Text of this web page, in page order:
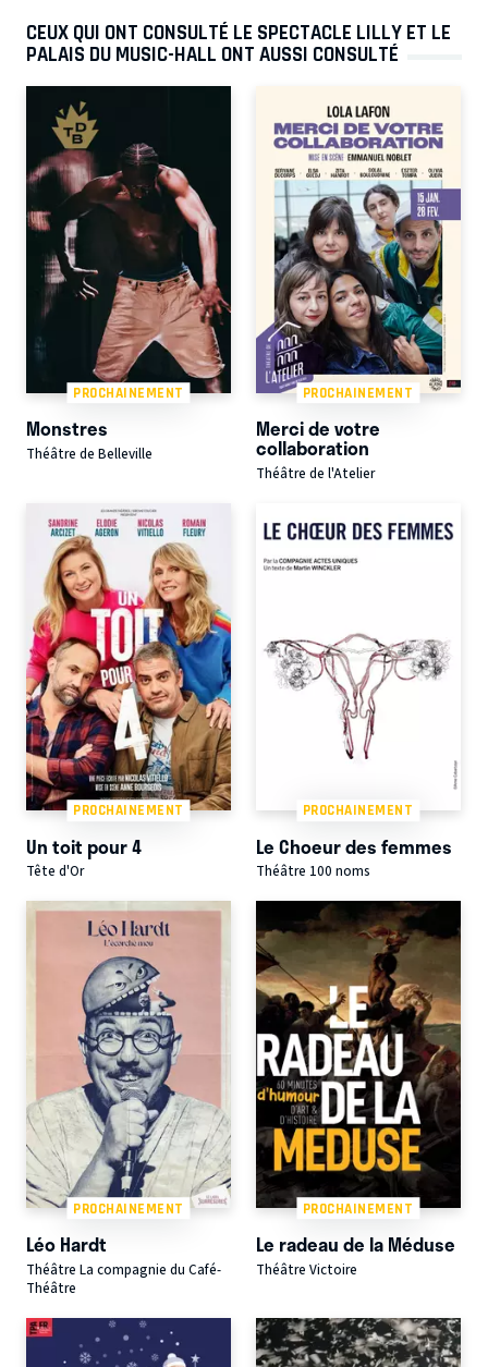
CEUX QUI ONT CONSULTÉ LE SPECTACLE LILLY ET LE
PALAIS DU MUSIC-HALL ONT AUSSI CONSULTÉ
PROCHAINEMENT
Monstres
Théâtre de Belleville
PROCHAINEMENT
Merci de votre
collaboration
Théâtre de l'Atelier
PROCHAINEMENT
Un toit pour 4
Tête d'Or
PROCHAINEMENT
Le Choeur des femmes
Théâtre 100 noms
PROCHAINEMENT
Léo Hardt
Théâtre La compagnie du Café-
Théâtre
PROCHAINEMENT
Le radeau de la Méduse
Théâtre Victoire